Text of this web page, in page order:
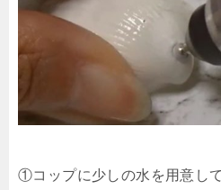
①コップに少しの水を用意し